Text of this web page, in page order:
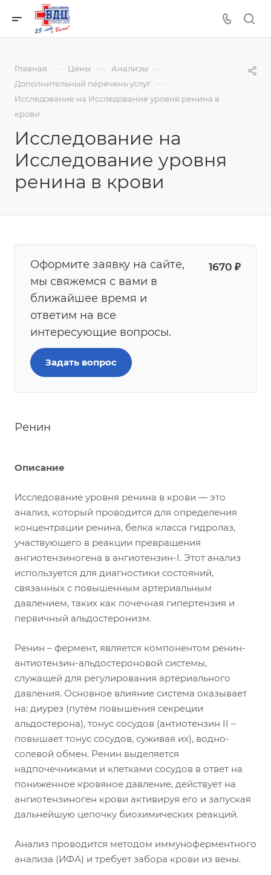
Главная — Цены — Анализы —
Дополнительный перечень услуг —
Исследование на Исследование уровня ренина в
крови
Исследование на
Исследование уровня
ренина в крови
Оформите заявку на сайте,
мы свяжемся с вами в
ближайшее время и
ответим на все
интересующие вопросы.
1670 ₽
Задать вопрос
Ренин
Описание
Исследование уровня ренина в крови — это
анализ, который проводится для определения
концентрации ренина, белка класса гидролаз,
участвующего в реакции превращения
ангиотензиногена в ангиотензин-I. Этот анализ
используется для диагностики состояний,
связанных с повышенным артериальным
давлением, таких как почечная гипертензия и
первичный альдостеронизм.
Ренин – фермент, является компонентом ренин-
антиотензин-альдостероновой системы,
служащей для регулирования артериального
давления. Основное влияние система оказывает
на: диурез (путём повышения секреции
альдостерона), тонус сосудов (антиотензин II –
повышает тонус сосудов, суживая их), водно-
солевой обмен. Ренин выделяется
надпочечниками и клетками сосудов в ответ на
пониженное кровяное давление, действует на
ангиотензиноген крови активируя его и запуская
дальнейшую цепочку биохимических реакций.
Анализ проводится методом иммуноферментного
анализа (ИФА) и требует забора крови из вены.